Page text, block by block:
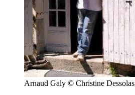
Arnaud Galy © Christine Dessolas